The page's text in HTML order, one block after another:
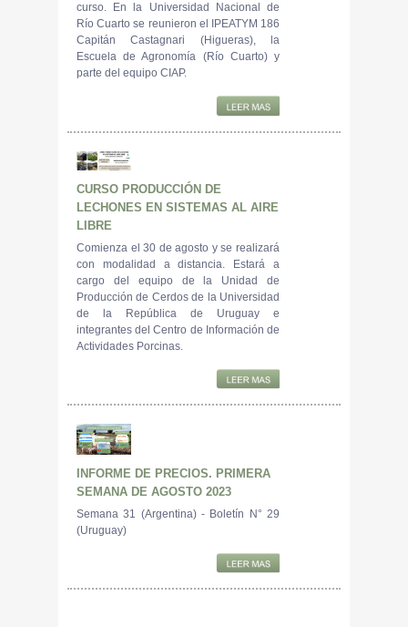
curso. En la Universidad Nacional de
Río Cuarto se reunieron el IPEATYM 186
Capitán Castagnari (Higueras), la
Escuela de Agronomía (Río Cuarto) y
parte del equipo CIAP.
CURSO PRODUCCIÓN DE
LECHONES EN SISTEMAS AL AIRE
LIBRE
Comienza el 30 de agosto y se realizará
con modalidad a distancia. Estará a
cargo del equipo de la Unidad de
Producción de Cerdos de la Universidad
de la República de Uruguay e
integrantes del Centro de Información de
Actividades Porcinas.
INFORME DE PRECIOS. PRIMERA
SEMANA DE AGOSTO 2023
Semana 31 (Argentina) - Boletín N° 29
(Uruguay)